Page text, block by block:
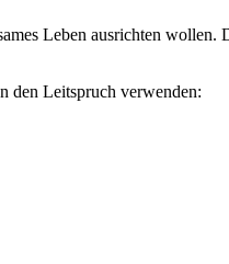
Leben ausrichten wollen.
den Leitspruch verwenden: